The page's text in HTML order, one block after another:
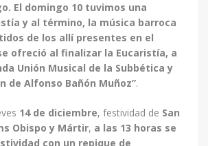
El domingo 10 tuvimos una
y al término, la música barroca
de los allí presentes en el
ofreció al finalizar la Eucaristía, a
Unión Musical de la Subbética y
de Alfonso Bañón Muñoz”.
14 de diciembre, festividad de San
Obispo y Mártir, a las 13 horas se
con un repique de